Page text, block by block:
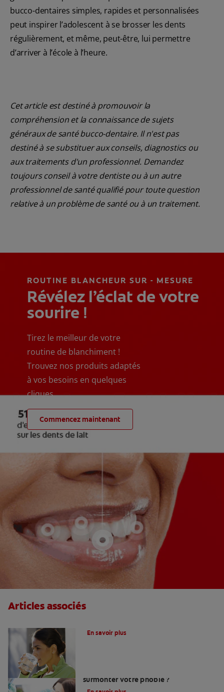
bucco-dentaires simples, rapides et personnalisées
peut inspirer l’adolescent à se brosser les dents
régulièrement, et même, peut-être, lui permettre
d’arriver à l’école à l’heure.
Cet article est destiné à promouvoir la
compréhension et la connaissance de sujets
généraux de santé bucco-dentaire. Il n'est pas
destiné à se substituer aux conseils, diagnostics ou
aux traitements d'un professionnel. Demandez
toujours conseil à votre dentiste ou à un autre
professionnel de santé qualifié pour toute question
relative à un problème de santé ou à un traitement.
ROUTINE BLANCHEUR SUR - MESURE
Révélez l’éclat de votre
sourire !
Tirez le meilleur de votre
routine de blanchiment !
Trouvez nos produits adaptés
à vos besoins en quelques
cliques
Commencez maintenant
Articles associés
En savoir plus
surmonter votre phobie ?